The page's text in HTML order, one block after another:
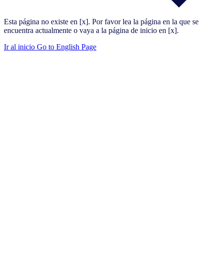
Esta página no existe en [x]. Por favor lea la página en la que se
encuentra actualmente o vaya a la página de inicio en [x].
Ir al inicio Go to English Page